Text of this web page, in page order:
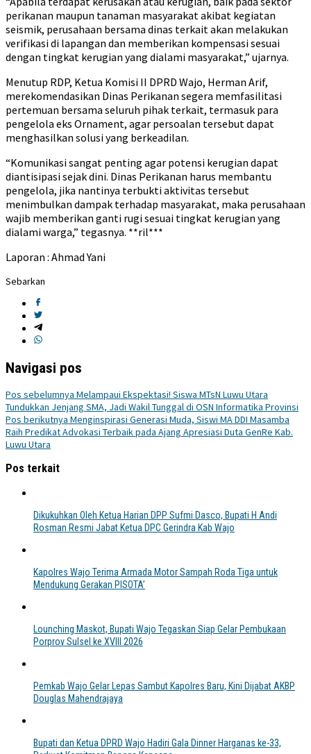
perikanan maupun tanaman masyarakat akibat kegiatan
seismik, perusahaan bersama dinas terkait akan melakukan
verifikasi di lapangan dan memberikan kompensasi sesuai
dengan tingkat kerugian yang dialami masyarakat,” ujarnya.
Menutup RDP, Ketua Komisi II DPRD Wajo, Herman Arif,
merekomendasikan Dinas Perikanan segera memfasilitasi
pertemuan bersama seluruh pihak terkait, termasuk para
pengelola eks Ornament, agar persoalan tersebut dapat
menghasilkan solusi yang berkeadilan.
“Komunikasi sangat penting agar potensi kerugian dapat
diantisipasi sejak dini. Dinas Perikanan harus membantu
pengelola, jika nantinya terbukti aktivitas tersebut
menimbulkan dampak terhadap masyarakat, maka perusahaan
wajib memberikan ganti rugi sesuai tingkat kerugian yang
dialami warga,” tegasnya. **ril***
Laporan : Ahmad Yani
Sebarkan
Navigasi pos
Pos sebelumnya Melampaui Ekspektasi! Siswa MTsN Luwu Utara
Tundukkan Jenjang SMA, Jadi Wakil Tunggal di OSN Informatika Provinsi
Pos berikutnya Menginspirasi Generasi Muda, Siswi MA DDI Masamba
Raih Predikat Advokasi Terbaik pada Ajang Apresiasi Duta GenRe Kab.
Luwu Utara
Pos terkait
Dikukuhkan Oleh Ketua Harian DPP Sufmi Dasco, Bupati H Andi
Rosman Resmi Jabat Ketua DPC Gerindra Kab Wajo
Kapolres Wajo Terima Armada Motor Sampah Roda Tiga untuk
Mendukung Gerakan PISOTA’
Lounching Maskot, Bupati Wajo Tegaskan Siap Gelar Pembukaan
Porprov Sulsel ke XVIII 2026
Pemkab Wajo Gelar Lepas Sambut Kapolres Baru, Kini Dijabat AKBP
Douglas Mahendrajaya
Bupati dan Ketua DPRD Wajo Hadiri Gala Dinner Harganas ke-33,